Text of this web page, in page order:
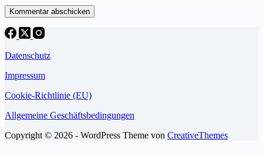
Kommentar abschicken
Datenschutz
Impressum
Cookie-Richtlinie (EU)
Allgemeine Geschäftsbedingungen
Copyright © 2026 - WordPress Theme von CreativeThemes